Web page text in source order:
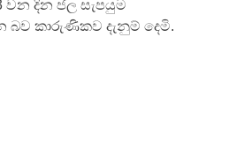
වන දින ජල සැපයුම
බව කාරුණිකව දැනුම් දෙමි.